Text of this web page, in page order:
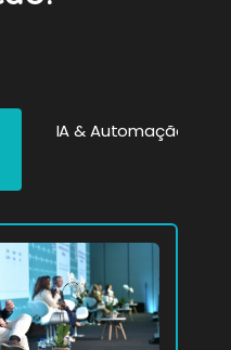
IA & Automação